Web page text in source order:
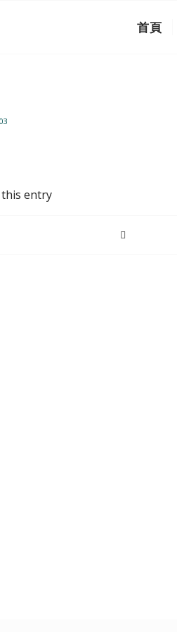
首頁
this entry